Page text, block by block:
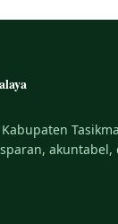
akuntabel,